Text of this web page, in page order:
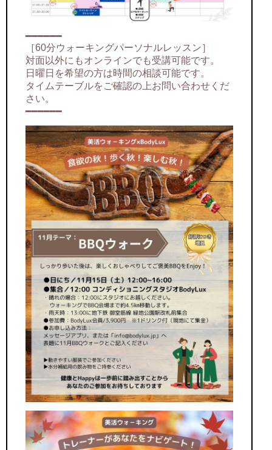
━━━━━━
［60分ウォーキングパーソナルレッスン］
対面以外にもオンラインでも受講可能です。
日曜日を希望の方は時間の相談可能です。
タイムテーブルをご確認の上お問い合わせくだ
さい。
━━━━━━